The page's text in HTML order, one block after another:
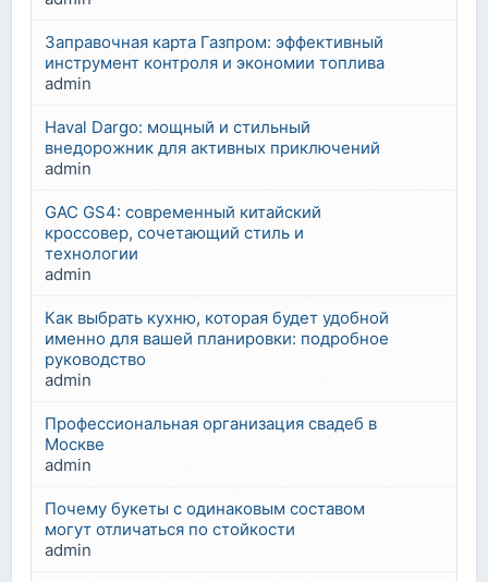
Заправочная карта Газпром: эффективный
инструмент контроля и экономии топлива
admin
Haval Dargo: мощный и стильный
внедорожник для активных приключений
admin
GAC GS4: современный китайский
кроссовер, сочетающий стиль и
технологии
admin
Как выбрать кухню, которая будет удобной
именно для вашей планировки: подробное
руководство
admin
Профессиональная организация свадеб в
Москве
admin
Почему букеты с одинаковым составом
могут отличаться по стойкости
admin